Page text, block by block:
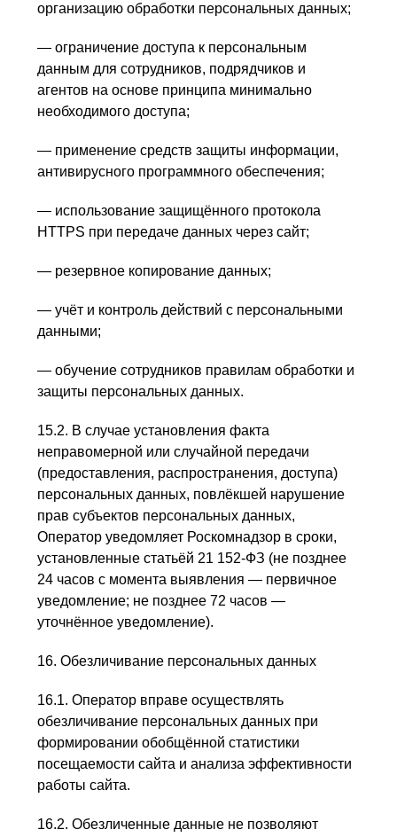
организацию обработки персональных данных;
— ограничение доступа к персональным
данным для сотрудников, подрядчиков и
агентов на основе принципа минимально
необходимого доступа;
— применение средств защиты информации,
антивирусного программного обеспечения;
— использование защищённого протокола
HTTPS при передаче данных через сайт;
— резервное копирование данных;
— учёт и контроль действий с персональными
данными;
— обучение сотрудников правилам обработки и
защиты персональных данных.
15.2. В случае установления факта
неправомерной или случайной передачи
(предоставления, распространения, доступа)
персональных данных, повлёкшей нарушение
прав субъектов персональных данных,
Оператор уведомляет Роскомнадзор в сроки,
установленные статьёй 21 152-ФЗ (не позднее
24 часов с момента выявления — первичное
уведомление; не позднее 72 часов —
уточнённое уведомление).
16. Обезличивание персональных данных
16.1. Оператор вправе осуществлять
обезличивание персональных данных при
формировании обобщённой статистики
посещаемости сайта и анализа эффективности
работы сайта.
16.2. Обезличенные данные не позволяют